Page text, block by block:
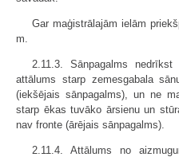
Gar maģistrālajām ielām
m.
2.11.3. Sānpagalms
attālums starp zemesgabala
(iekšējais sānpagalms), un ne
starp ēkas tuvāko ārsienu un
nav fronte (ārējais sānpagalms).
2.11.4. Attālums no